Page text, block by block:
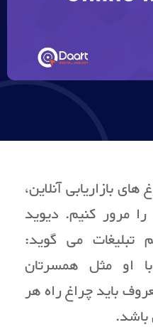
بازاریابی آنلاین،
مرور کنیم. دیوید
تبلیغات می گوید:
او مثل همسرتان
باید چراغ راه هر
باشد.